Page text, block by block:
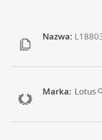
Nazwa:
Marka: Lotus